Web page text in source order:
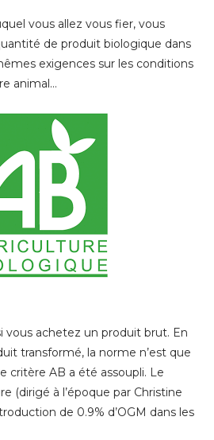
vous allez vous fier, vous
de produit biologique dans
exigences sur les conditions
animal…
vous achetez un produit brut. En
transformé, la norme n’est que
critère AB a été assoupli. Le
(dirigé à l’époque par Christine
de 0.9% d’OGM dans les